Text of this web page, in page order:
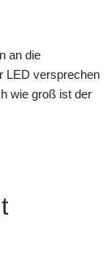
an die
LED versprechen
wie groß ist der